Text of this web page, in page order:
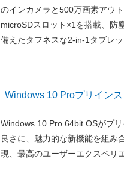
のインカメラと500万画素アウ
microSDスロット×1を搭載、防
備えたタフネスな2-in-1タブレッ
Windows 10 Proプリイン
Windows 10 Pro 64bit OSがプ
良さに、魅力的な新機能を組み
現、最高のユーザーエクスペリ